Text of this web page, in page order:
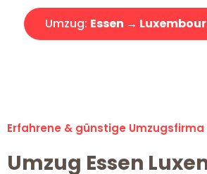
Umzug: Essen →
Erfahrene & günstige Umzugsfirma
Umzug Essen